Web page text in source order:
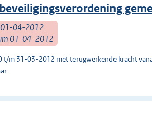
01-04-2012
01-04-2012
t/m 31-03-2012 met terugwerkende kracht